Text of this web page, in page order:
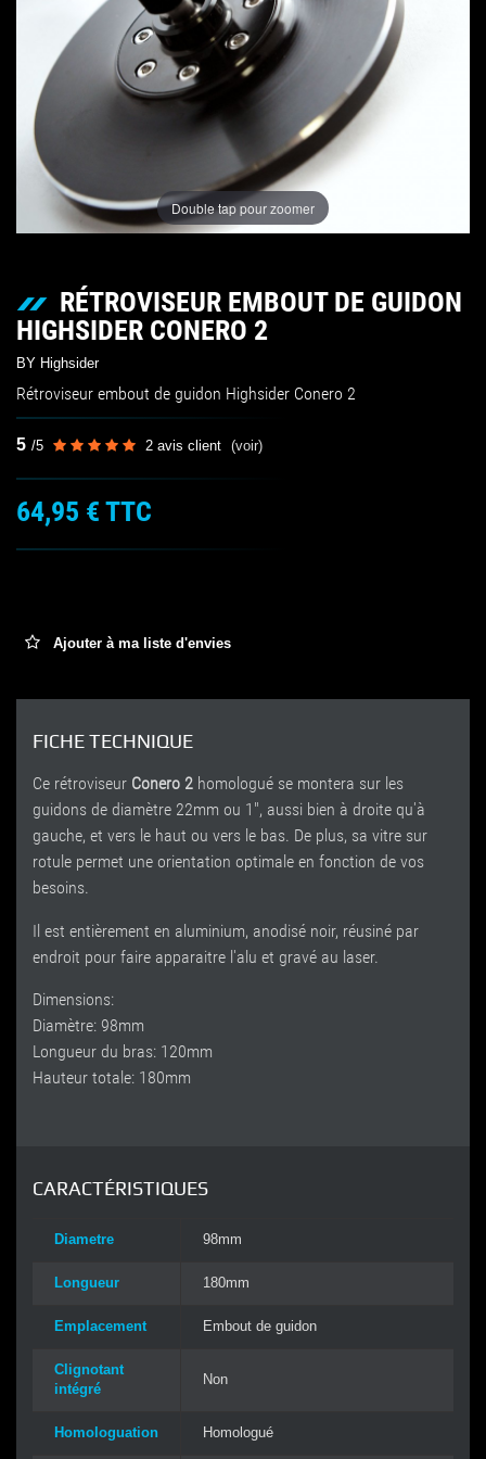
Double tap pour zoomer
RÉTROVISEUR EMBOUT DE GUIDON
HIGHSIDER CONERO 2
BY Highsider
Rétroviseur embout de guidon Highsider Conero 2
5 /5 2 avis client (voir)
64,95 € TTC
Ajouter à ma liste d'envies
FICHE TECHNIQUE
Ce rétroviseur Conero 2 homologué se montera sur les
guidons de diamètre 22mm ou 1", aussi bien à droite qu'à
gauche, et vers le haut ou vers le bas. De plus, sa vitre sur
rotule permet une orientation optimale en fonction de vos
besoins.
Il est entièrement en aluminium, anodisé noir, réusiné par
endroit pour faire apparaitre l'alu et gravé au laser.
Dimensions:
Diamètre: 98mm
Longueur du bras: 120mm
Hauteur totale: 180mm
CARACTÉRISTIQUES
Diametre 98mm
Longueur 180mm
Emplacement Embout de guidon
Clignotant
intégré
Non
Homologuation Homologué